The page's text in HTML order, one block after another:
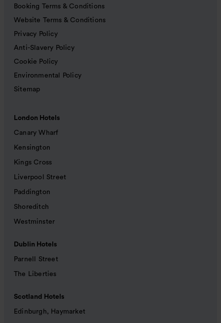
Booking Terms & Conditions
Website Terms & Conditions
Privacy Policy
Anti-Slavery Policy
Cookie Policy
Environmental Policy
Sitemap
London Hotels
Canary Wharf
Kensington
Kings Cross
Liverpool Street
Paddington
Shoreditch
Westminster
Dublin Hotels
Parnell Street
The Liberties
Scotland Hotels
Edinburgh, Haymarket